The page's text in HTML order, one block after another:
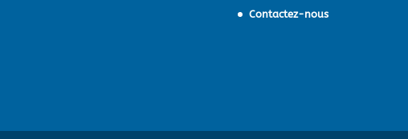
Contactez-nous